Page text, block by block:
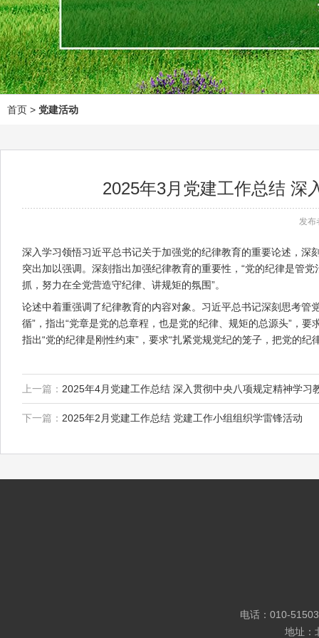
首页 > 党建活动
2025年3月党建工作总结 深
发布
深入学习领悟习近平总书记关于加强党的纪律教育的重要论述，
突出加以强调。深刻指出加强纪律教育的重要性，“党的纪律是管
抓，努力在全党营造守纪律、讲规矩的氛围”。
论述中着重强调了纪律教育的内容对象。习近平总书记深刻思考
循”，指出“党章是党的总章程，也是党的纪律、规矩的总源头”，
指出“党的纪律是刚性约束”，要求“扎紧党规党纪的笼子，把党的
上一篇： 2025年4月党建工作总结 深入贯彻中央八项规定精神学习
下一篇： 2025年2月党建工作总结 党建工作小组组织学雷锋活动
电话：010-
地址：